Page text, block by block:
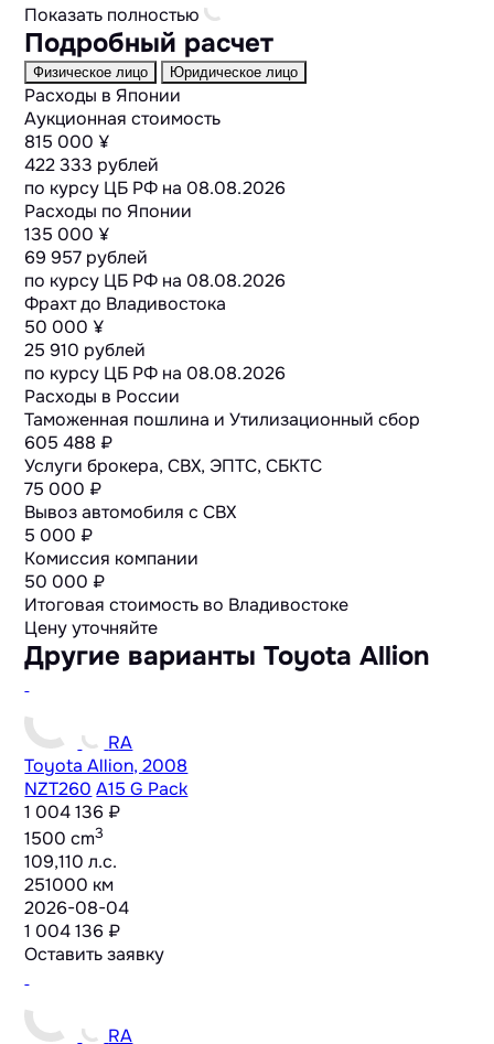
Показать полностью
Подробный расчет
Физическое лицо Юридическое лицо
Расходы в Японии
Аукционная стоимость
815 000 ¥
422 333 рублей
по курсу ЦБ РФ на 08.08.2026
Расходы по Японии
135 000 ¥
69 957 рублей
по курсу ЦБ РФ на 08.08.2026
Фрахт до Владивостока
50 000 ¥
25 910 рублей
по курсу ЦБ РФ на 08.08.2026
Расходы в России
Таможенная пошлина и Утилизационный сбор
605 488 ₽
Услуги брокера, СВХ, ЭПТС, СБКТС
75 000 ₽
Вывоз автомобиля с СВХ
5 000 ₽
Комиссия компании
50 000 ₽
Итоговая стоимость во Владивостоке
Цену уточняйте
Другие варианты Toyota Allion
RA
Toyota Allion, 2008
NZT260 A15 G Pack
1 004 136 ₽
1500 cm3
109,110 л.с.
251000 км
2026-08-04
1 004 136 ₽
Оставить заявку
RA